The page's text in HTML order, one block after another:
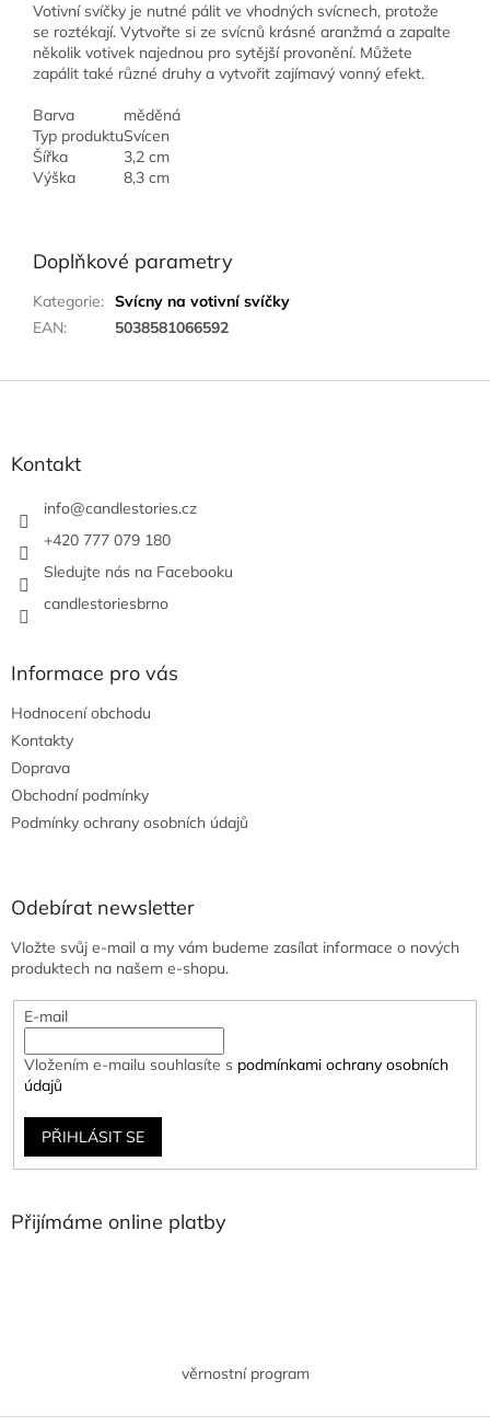
Votivní svíčky je nutné pálit ve vhodných svícnech, protože
se roztékají. Vytvořte si ze svícnů krásné aranžmá a zapalte
několik votivek najednou pro sytější provonění. Můžete
zapálit také různé druhy a vytvořit zajímavý vonný efekt.
Barva
měděná
Typ produktuSvícen
Šířka
3,2 cm
Výška
8,3 cm
Doplňkové parametry
Kategorie: Svícny na votivní svíčky
EAN: 5038581066592
Kontakt
info@candlestories.cz
+420 777 079 180
Sledujte nás na Facebooku
candlestoriesbrno
Informace pro vás
Hodnocení obchodu
Kontakty
Doprava
Obchodní podmínky
Podmínky ochrany osobních údajů
Odebírat newsletter
Vložte svůj e-mail a my vám budeme zasílat informace o nových
produktech na našem e-shopu.
E-mail
Vložením e-mailu souhlasíte s podmínkami ochrany osobních
údajů
PŘIHLÁSIT SE
Přijímáme online platby
věrnostní program